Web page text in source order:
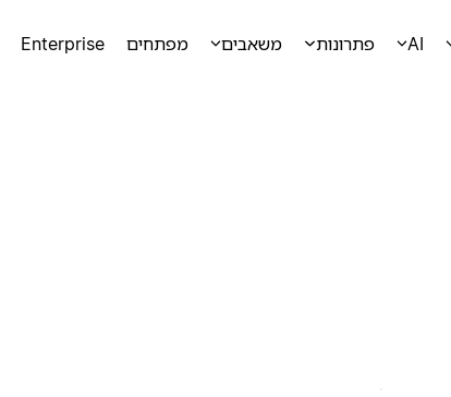
AI פתרונות משאבים מפתחים Enterprise